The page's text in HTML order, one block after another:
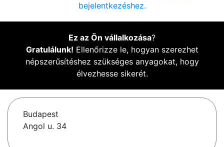
bejelentkezéshez.
Ez az Ön vállalkozása?
Gratulálunk! Ellenőrizze le, hogyan szerezhet
népszerűsítéshez szükséges anyagokat, hogy
élvezhesse sikerét.
Budapest
Angol u. 34